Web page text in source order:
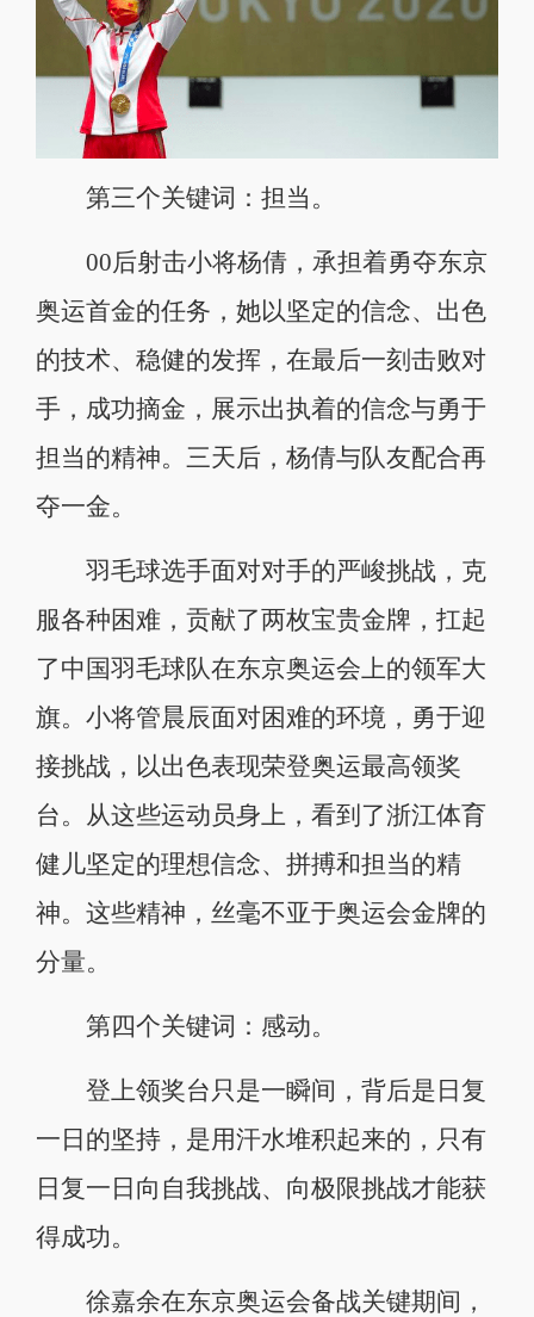
第三个关键词：担当。
00后射击小将杨倩，承担着勇夺东京
奥运首金的任务，她以坚定的信念、出色
的技术、稳健的发挥，在最后一刻击败对
手，成功摘金，展示出执着的信念与勇于
担当的精神。三天后，杨倩与队友配合再
夺一金。
羽毛球选手面对对手的严峻挑战，克
服各种困难，贡献了两枚宝贵金牌，扛起
了中国羽毛球队在东京奥运会上的领军大
旗。小将管晨辰面对困难的环境，勇于迎
接挑战，以出色表现荣登奥运最高领奖
台。从这些运动员身上，看到了浙江体育
健儿坚定的理想信念、拼搏和担当的精
神。这些精神，丝毫不亚于奥运会金牌的
分量。
第四个关键词：感动。
登上领奖台只是一瞬间，背后是日复
一日的坚持，是用汗水堆积起来的，只有
日复一日向自我挑战、向极限挑战才能获
得成功。
徐嘉余在东京奥运会备战关键期间，